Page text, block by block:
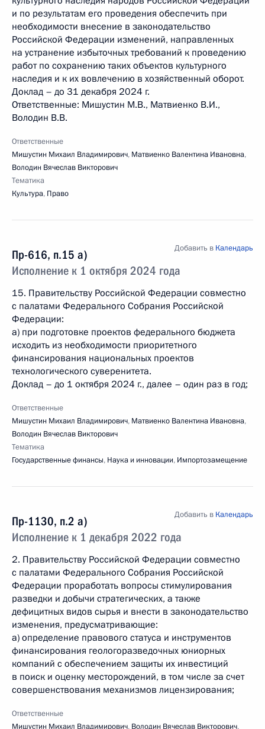
и по результатам его проведения обеспечить при
необходимости внесение в законодательство
Российской Федерации изменений, направленных
на устранение избыточных требований к проведению
работ по сохранению таких объектов культурного
наследия и к их вовлечению в хозяйственный оборот.
Доклад – до 31 декабря 2024 г.
Ответственные: Мишустин М.В., Матвиенко В.И.,
Володин В.В.
Ответственные
Мишустин Михаил Владимирович, Матвиенко Валентина Ивановна,
Володин Вячеслав Викторович
Тематика
Культура, Право
Пр-616, п.15 а)
Исполнение к 1 октября 2024 года
Добавить в Календарь
15. Правительству Российской Федерации совместно
с палатами Федерального Собрания Российской
Федерации:
а) при подготовке проектов федерального бюджета
исходить из необходимости приоритетного
финансирования национальных проектов
технологического суверенитета.
Доклад – до 1 октября 2024 г., далее – один раз в год;
Ответственные
Мишустин Михаил Владимирович, Матвиенко Валентина Ивановна,
Володин Вячеслав Викторович
Тематика
Государственные финансы, Наука и инновации, Импортозамещение
Пр-1130, п.2 а)
Исполнение к 1 декабря 2022 года
Добавить в Календарь
2. Правительству Российской Федерации совместно
с палатами Федерального Собрания Российской
Федерации проработать вопросы стимулирования
разведки и добычи стратегических, а также
дефицитных видов сырья и внести в законодательство
изменения, предусматривающие:
а) определение правового статуса и инструментов
финансирования геологоразведочных юниорных
компаний с обеспечением защиты их инвестиций
в поиск и оценку месторождений, в том числе за счет
совершенствования механизмов лицензирования;
Ответственные
Мишустин Михаил Владимирович, Володин Вячеслав Викторович,